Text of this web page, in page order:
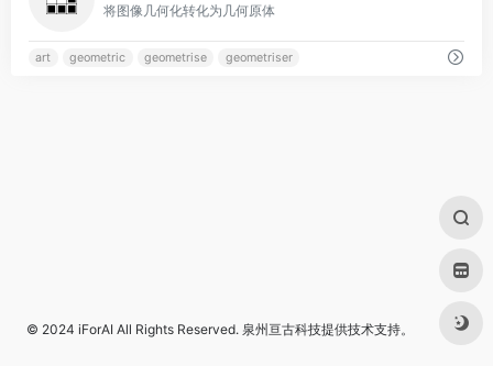
将图像几何化转化为几何原体
art geometric geometrise geometriser
© 2024 iForAI All Rights Reserved. 泉州亘古科技提供技术支持。